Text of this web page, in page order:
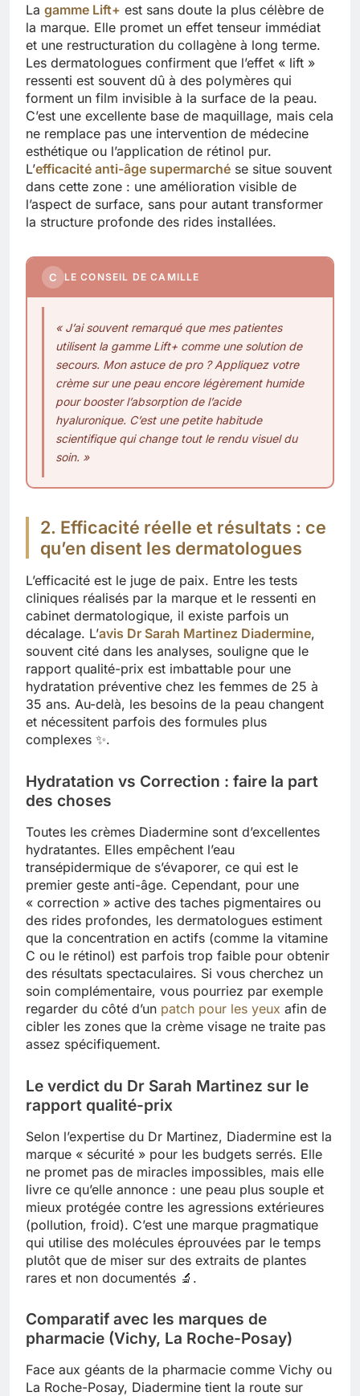
La gamme Lift+ est sans doute la plus célèbre de
la marque. Elle promet un effet tenseur immédiat
et une restructuration du collagène à long terme.
Les dermatologues confirment que l’effet « lift »
ressenti est souvent dû à des polymères qui
forment un film invisible à la surface de la peau.
C’est une excellente base de maquillage, mais cela
ne remplace pas une intervention de médecine
esthétique ou l’application de rétinol pur.
L’efficacité anti-âge supermarché se situe souvent
dans cette zone : une amélioration visible de
l’aspect de surface, sans pour autant transformer
la structure profonde des rides installées.
C LE CONSEIL DE CAMILLE
« J’ai souvent remarqué que mes patientes
utilisent la gamme Lift+ comme une solution de
secours. Mon astuce de pro ? Appliquez votre
crème sur une peau encore légèrement humide
pour booster l’absorption de l’acide
hyaluronique. C’est une petite habitude
scientifique qui change tout le rendu visuel du
soin. »
2. Efficacité réelle et résultats : ce
qu’en disent les dermatologues
L’efficacité est le juge de paix. Entre les tests
cliniques réalisés par la marque et le ressenti en
cabinet dermatologique, il existe parfois un
décalage. L’avis Dr Sarah Martinez Diadermine,
souvent cité dans les analyses, souligne que le
rapport qualité-prix est imbattable pour une
hydratation préventive chez les femmes de 25 à
35 ans. Au-delà, les besoins de la peau changent
et nécessitent parfois des formules plus
complexes ✨.
Hydratation vs Correction : faire la part
des choses
Toutes les crèmes Diadermine sont d’excellentes
hydratantes. Elles empêchent l’eau
transépidermique de s’évaporer, ce qui est le
premier geste anti-âge. Cependant, pour une
« correction » active des taches pigmentaires ou
des rides profondes, les dermatologues estiment
que la concentration en actifs (comme la vitamine
C ou le rétinol) est parfois trop faible pour obtenir
des résultats spectaculaires. Si vous cherchez un
soin complémentaire, vous pourriez par exemple
regarder du côté d’un patch pour les yeux afin de
cibler les zones que la crème visage ne traite pas
assez spécifiquement.
Le verdict du Dr Sarah Martinez sur le
rapport qualité-prix
Selon l’expertise du Dr Martinez, Diadermine est la
marque « sécurité » pour les budgets serrés. Elle
ne promet pas de miracles impossibles, mais elle
livre ce qu’elle annonce : une peau plus souple et
mieux protégée contre les agressions extérieures
(pollution, froid). C’est une marque pragmatique
qui utilise des molécules éprouvées par le temps
plutôt que de miser sur des extraits de plantes
rares et non documentés 🔬.
Comparatif avec les marques de
pharmacie (Vichy, La Roche-Posay)
Face aux géants de la pharmacie comme Vichy ou
La Roche-Posay, Diadermine tient la route sur